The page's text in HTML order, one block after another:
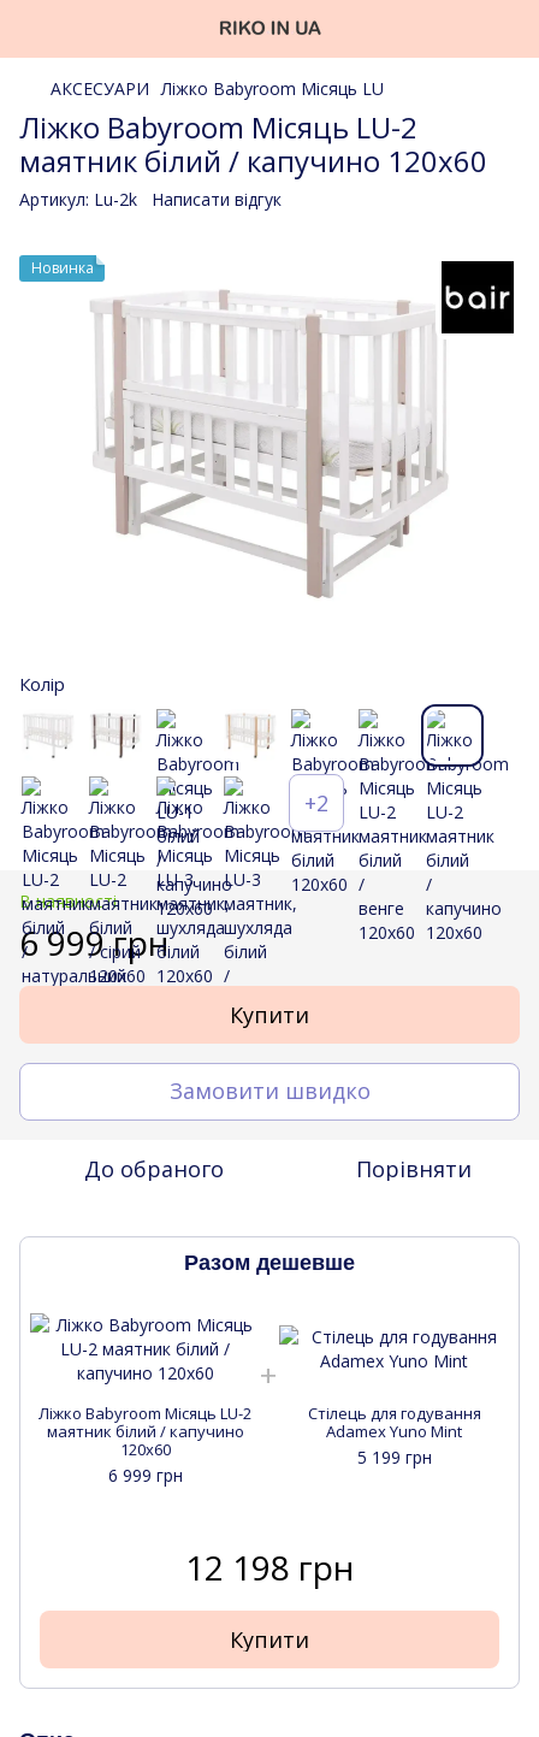
АКСЕСУАРИ Ліжко Babyroom Місяць LU
Ліжко Babyroom Місяць LU-2
маятник білий / капучино 120x60
Артикул: Lu-2k Написати відгук
Новинка
Колір
+2
В наявності
6 999 грн
Купити
Замовити швидко
До обраного Порівняти
Разом дешевше
Ліжко Babyroom Місяць LU-2
маятник білий / капучино
120x60
6 999 грн
Стілець для годування
Adamex Yuno Mint
5 199 грн
12 198 грн
Купити